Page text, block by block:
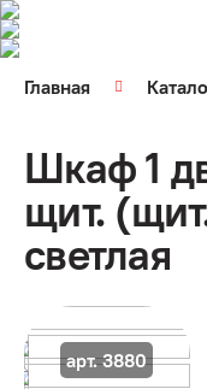
Главная
Шкаф 1
щит.
светлая
арт. 3880